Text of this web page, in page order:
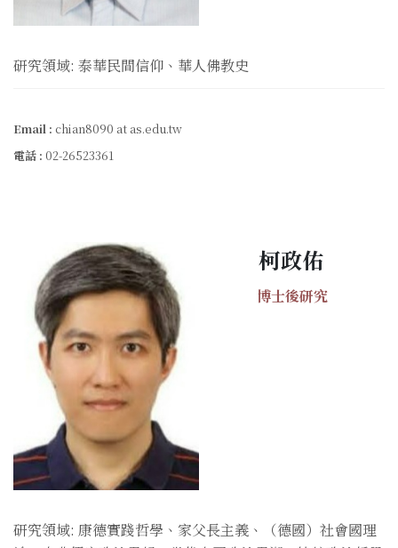
研究領域: 泰華民間信仰、華人佛教史
Email : chian8090 at as.edu.tw
電話 : 02-26523361
柯政佑
博士後研究
研究領域: 康德實踐哲學、家父長主義、（德國）社會國理